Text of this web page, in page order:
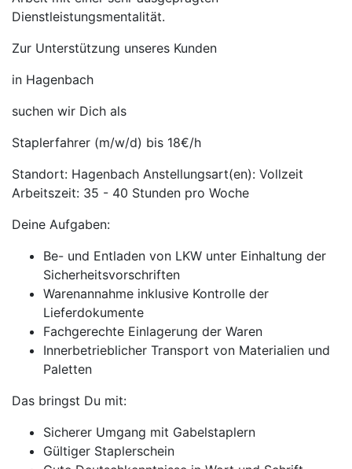
Dienstleistungsmentalität.
Zur Unterstützung unseres Kunden
in Hagenbach
suchen wir Dich als
Staplerfahrer (m/w/d) bis 18€/h
Standort: Hagenbach Anstellungsart(en): Vollzeit
Arbeitszeit: 35 - 40 Stunden pro Woche
Deine Aufgaben:
Be- und Entladen von LKW unter Einhaltung der
Sicherheitsvorschriften
Warenannahme inklusive Kontrolle der
Lieferdokumente
Fachgerechte Einlagerung der Waren
Innerbetrieblicher Transport von Materialien und
Paletten
Das bringst Du mit:
Sicherer Umgang mit Gabelstaplern
Gültiger Staplerschein